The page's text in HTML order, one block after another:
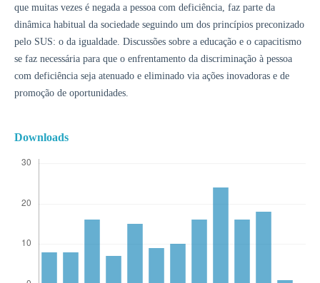
que muitas vezes é negada a pessoa com deficiência, faz parte da
dinâmica habitual da sociedade seguindo um dos princípios preconizado
pelo SUS: o da igualdade. Discussões sobre a educação e o capacitismo
se faz necessária para que o enfrentamento da discriminação à pessoa
com deficiência seja atenuado e eliminado via ações inovadoras e de
promoção de oportunidades.
Downloads